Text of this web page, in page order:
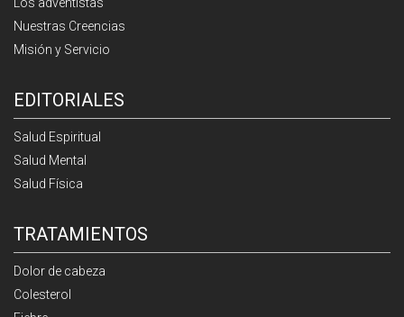
Los adventistas
Nuestras Creencias
Misión y Servicio
EDITORIALES
Salud Espiritual
Salud Mental
Salud Física
TRATAMIENTOS
Dolor de cabeza
Colesterol